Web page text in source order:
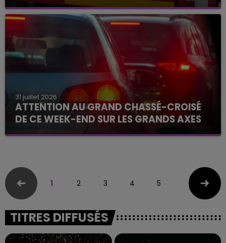
31 juillet 2026
ATTENTION AU GRAND CHASSÉ-CROISÉ
DE CE WEEK-END SUR LES GRANDS AXES
1 2 3 4 5
TITRES DIFFUSÉS